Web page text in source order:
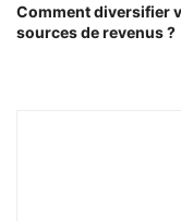
Comment diversifier
sources de revenus ?